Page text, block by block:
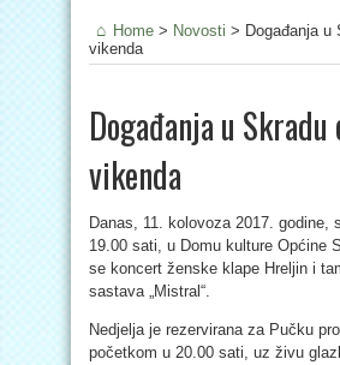
Home > Novosti > Događanja u
vikenda
Događanja u Skradu
vikenda
Danas, 11. kolovoza 2017. godine,
19.00 sati, u Domu kulture Općine
se koncert ženske klape Hreljin i
sastava „Mistral“.
Nedjelja je rezervirana za Pučku
početkom u 20.00 sati, uz živu